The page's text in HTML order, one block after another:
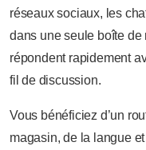
réseaux sociaux, les
dans une seule boîte
répondent rapidement
fil de discussion.
Vous bénéficiez d’un
magasin, de la langue